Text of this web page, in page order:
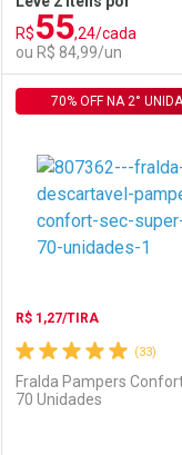
Comprar sem
Por R$ 64,99/cada
Comprar sem
Por R$ 64,99/cada
R$55,24/cada
ou R$ 84,99/un
Laboratório
Por Menos
(33)
R$ 1,27/TIRA
Fralda Pampers
70 Unidades
70% OFF NA 2°